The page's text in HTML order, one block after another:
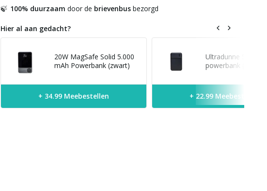
🍃 100% duurzaam door de brievenbusbezorgd
Hier al aan gedacht?
20W MagSafe Solid 5.000
mAh Powerbank (zwart)
+ 34.99 Meebestellen
Ultradunne 5.000
powerbank (zwart)
+ 22.99 Meebestellen